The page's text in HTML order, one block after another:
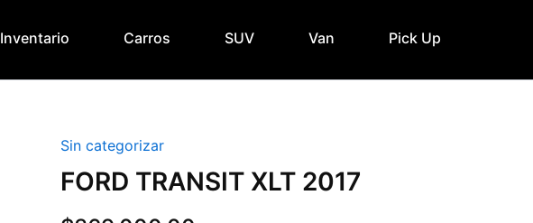
Inventario Carros SUV Van Pick Up
Sin categorizar
FORD TRANSIT XLT 2017